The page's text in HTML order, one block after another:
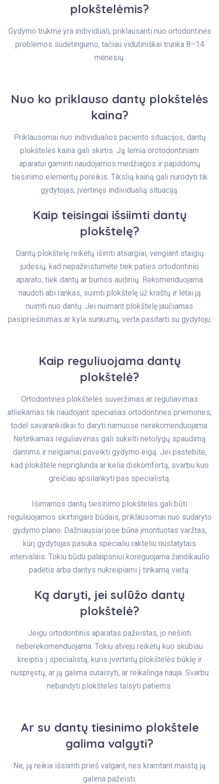
plokštelėmis?
Gydymo trukmė yra individuali, priklausanti nuo ortodontinės
problemos sudėtingumo, tačiau vidutiniškai trunka 8–14
mėnesių.
Nuo ko priklauso dantų plokštelės
kaina?
Priklausomai nuo individualios paciento situacijos, dantų
plokštelės kaina gali skirtis. Ją lemia orotodontiniam
aparatui gaminti naudojamos medžiagos ir papildomų
tiesinimo elementų poreikis. Tikslią kainą gali nurodyti tik
gydytojas, įvertinęs individualią situaciją.
Kaip teisingai išsiimti dantų
plokštelę?
Dantų plokštelę reikėtų išimti atsargiai, vengiant staigių
judesių, kad nepažeistumėte tiek paties ortodontinio
aparato, tiek dantų ar burnos audinių. Rekomenduojama
naudoti abi rankas, suimti plokštelę už kraštų ir lėtai ją
nuimti nuo dantų. Jei nuimant plokštelę jaučiamas
pasipriešinimas ar kyla sunkumų, verta pasitarti su gydytoju.
Kaip reguliuojama dantų
plokštelė?
Ortodontinės plokštelės suveržimas ar reguliavimas
atliekamas tik naudojant specialias ortodontines priemones,
todėl savarankiškai to daryti namuose nerekomenduojama.
Netinkamas reguliavimas gali sukelti netolygų spaudimą
dantims ir neigiamai paveikti gydymo eigą. Jei pastebite,
kad plokštelė nepriglunda ar kelia diskomfortą, svarbu kuo
greičiau apsilankyti pas specialistą.
Išimamos dantų tiesinimo plokštelės gali būti
reguliuojamos skirtingais būdais, priklausomai nuo sudaryto
gydymo plano. Dažniausiai jose būna įmontuotas varžtas,
kurį gydytojas pasuka specialiu rakteliu nustatytais
intervalais. Tokiu būdu palaipsniui koreguojama žandikaulio
padėtis arba dantys nukreipiami į tinkamą vietą.
Ką daryti, jei sulūžo dantų
plokštelė?
Jeigu ortodontinis aparatas pažeistas, jo nešioti
neberekomenduojama. Tokiu atveju reikėtų kuo skubiau
kreiptis į specialistą, kuris įvertintų plokštelės būklę ir
nuspręstų, ar ją galima sutaisyti, ar reikalinga nauja. Svarbu
nebandyti plokštelės taisyti patiems.
Ar su dantų tiesinimo plokštele
galima valgyti?
Ne, ją reikia išsiimti prieš valgant, nes kramtant maistą ją
galima pažeisti.